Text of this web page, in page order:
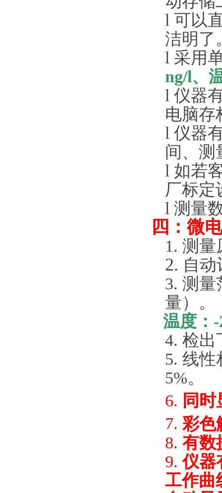
l 可以
洁明了
l 采用
ng/l、
l 仪器
电脑存
l 仪器
间、测
l 如若
厂标定
l 测量
四：微
1. 测量
2. 自
3. 测量
量）。
温度：
4. 检出
5. 线性
5%。
6. 同
7. 彩色
8. 有数
9.仪器
工作曲